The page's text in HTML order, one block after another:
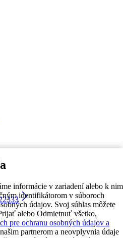
informácie v zariadení alebo k nim
identifikátorom v súboroch
údajov. Svoj súhlas môžete
alebo Odmietnuť všetko,
pre ochranu osobných údajov a
partnerom a neovplyvnia údaje